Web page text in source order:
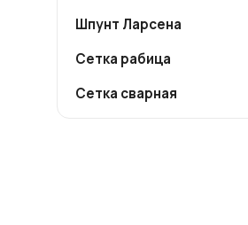
Шпунт Ларсена
Сетка рабица
Сетка сварная